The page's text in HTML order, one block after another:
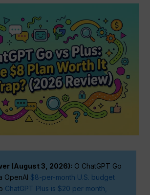
(August 3, 2026): O ChatGPT Go
OpenAI $8-per-month U.S. budget
ChatGPT Plus is $20 per month,